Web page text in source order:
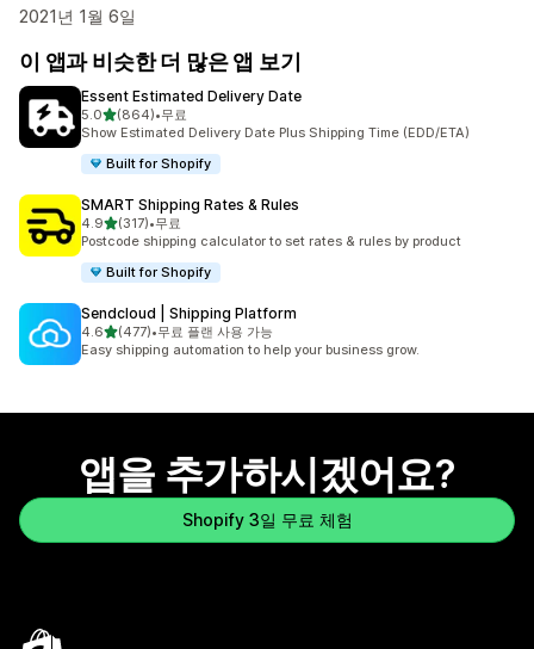
2021년 1월 6일
이 앱과 비슷한 더 많은 앱 보기
Essent Estimated Delivery Date
5.0별 5개 중
(864)
총 리뷰 864개
•무료
Show Estimated Delivery Date Plus Shipping Time (EDD/ETA)
Built for Shopify
SMART Shipping Rates & Rules
4.9별 5개 중
(317)
총 리뷰 317개
•무료
Postcode shipping calculator to set rates & rules by product
Built for Shopify
Sendcloud | Shipping Platform
4.6별 5개 중
(477)
총 리뷰 477개
•무료 플랜 사용 가능
Easy shipping automation to help your business grow.
앱을 추가하시겠어요?
Shopify 3일 무료 체험